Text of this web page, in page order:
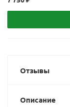
Отзывы
Описание